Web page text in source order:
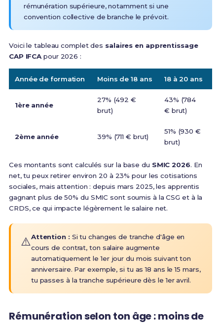
rémunération supérieure, notamment si une
convention collective de branche le prévoit.
Voici le tableau complet des salaires en apprentissage
CAP IFCApour 2026 :
Année de formation Moins de 18 ans 18 à 20 ans
1ère année
27% (492 €
brut)
43% (784
€ brut)
2ème année 39% (711 € brut)
51% (930 €
brut)
Ces montants sont calculés sur la base du SMIC 2026. En
net, tu peux retirer environ 20 à 23% pour les cotisations
sociales, mais attention : depuis mars 2025, les apprentis
gagnant plus de 50% du SMIC sont soumis à la CSG et à la
CRDS, ce qui impacte légèrement le salaire net.
⚠️Attention : Si tu changes de tranche d'âge en
cours de contrat, ton salaire augmente
automatiquement le 1er jour du mois suivant ton
anniversaire. Par exemple, si tu as 18 ans le 15 mars,
tu passes à la tranche supérieure dès le 1er avril.
Rémunération selon ton âge : moins de